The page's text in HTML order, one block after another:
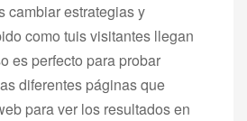
cambiar estrategias y
como tuis visitantes llegan
es perfecto para probar
diferentes páginas que
para ver los resultados en